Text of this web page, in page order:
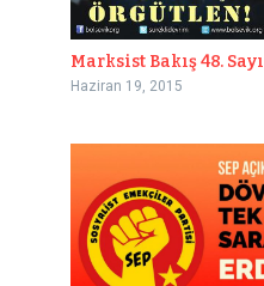
Marksist Bakış 48. Sayı
Haziran 19, 2015